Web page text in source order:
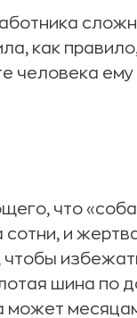
как
человека
что
сотни, и
шина по